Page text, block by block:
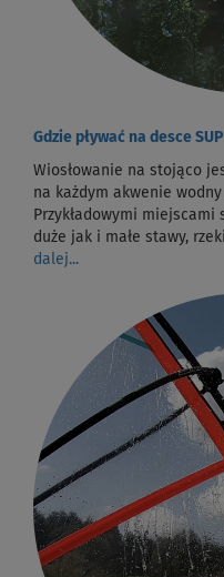
Gdzie pływać na desce SUP
Wiosłowanie na stojąco
na każdym akwenie
Przykładowymi
duże jak i małe stawy,
dalej...